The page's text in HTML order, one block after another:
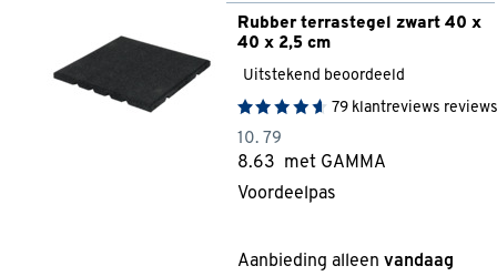
Rubber terrastegel zwart 40 x
40 x 2,5 cm
Uitstekend beoordeeld
79 klantreviews reviews
10. 79
8.63
met GAMMA
Voordeelpas
Aanbieding alleen vandaag